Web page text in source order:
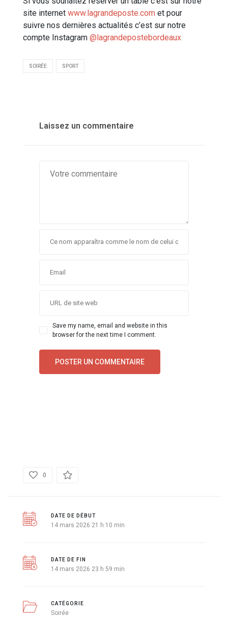
site internet www.lagrandeposte.com et pour
suivre nos dernières actualités c’est sur notre
compte Instagram @lagrandepostebordeaux
SOIRÉE SPORT
Laissez un commentaire
Save my name, email and website in this
browser for the next time I comment.
0
DATE DE DÉBUT
14 mars 2026 21 h 10 min
DATE DE FIN
14 mars 2026 23 h 59 min
CATÉGORIE
Soirée